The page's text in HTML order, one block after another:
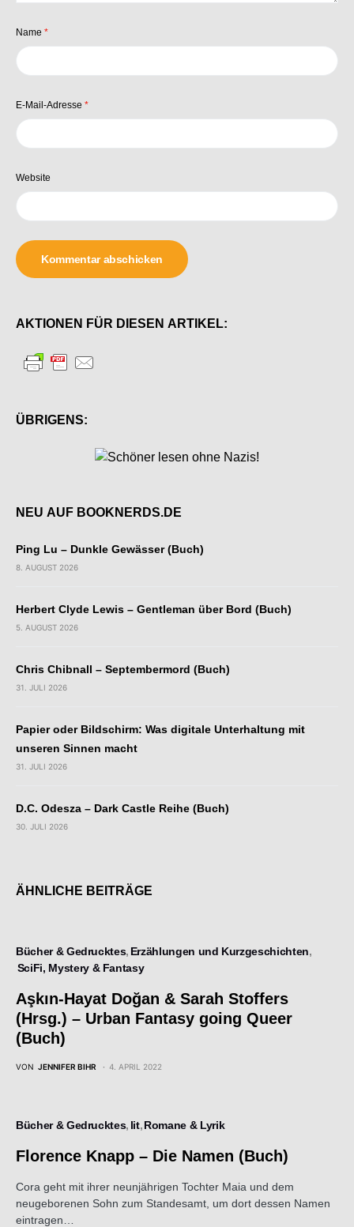
Name *
E-Mail-Adresse *
Website
AKTIONEN FÜR DIESEN ARTIKEL:
ÜBRIGENS:
NEU AUF BOOKNERDS.DE
Ping Lu – Dunkle Gewässer (Buch)
8. AUGUST 2026
Herbert Clyde Lewis – Gentleman über Bord (Buch)
5. AUGUST 2026
Chris Chibnall – Septembermord (Buch)
31. JULI 2026
Papier oder Bildschirm: Was digitale Unterhaltung mit
unseren Sinnen macht
31. JULI 2026
D.C. Odesza – Dark Castle Reihe (Buch)
30. JULI 2026
ÄHNLICHE BEITRÄGE
Bücher & Gedrucktes Erzählungen und Kurzgeschichten
SciFi, Mystery & Fantasy
Aşkın-Hayat Doğan & Sarah Stoffers
(Hrsg.) – Urban Fantasy going Queer
(Buch)
VON JENNIFER BIHR 4. APRIL 2022
Bücher & Gedrucktes lit Romane & Lyrik
Florence Knapp – Die Namen (Buch)
Cora geht mit ihrer neunjährigen Tochter Maia und dem
neugeborenen Sohn zum Standesamt, um dort dessen Namen
eintragen…